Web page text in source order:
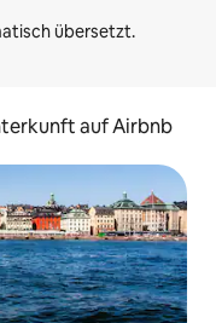
auf Airbnb